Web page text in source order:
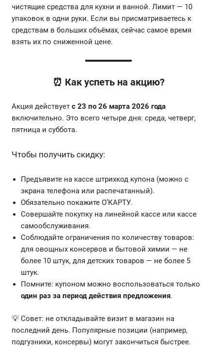
чистящие средства для кухни и ванной. Лимит — 10
упаковок в одни руки. Если вы присматриваетесь к
средствам в больших объёмах, сейчас самое время
взять их по сниженной цене.
⏰ Как успеть на акцию?
Акция действует с 23 по 26 марта 2026 года
включительно. Это всего четыре дня: среда, четверг,
пятница и суббота.
Чтобы получить скидку:
Предъявите на кассе штрихкод купона (можно с
экрана телефона или распечатанный).
Обязательно покажите О’КАРТУ.
Совершайте покупку на линейной кассе или кассе
самообслуживания.
Соблюдайте ограничения по количеству товаров:
для овощных консервов и бытовой химии — не
более 10 штук, для детских товаров — не более 5
штук.
Помните: купоном можно воспользоваться только
один раз за период действия предложения.
💡 Совет: не откладывайте визит в магазин на
последний день. Популярные позиции (например,
подгузники, консервы) могут закончиться быстрее.